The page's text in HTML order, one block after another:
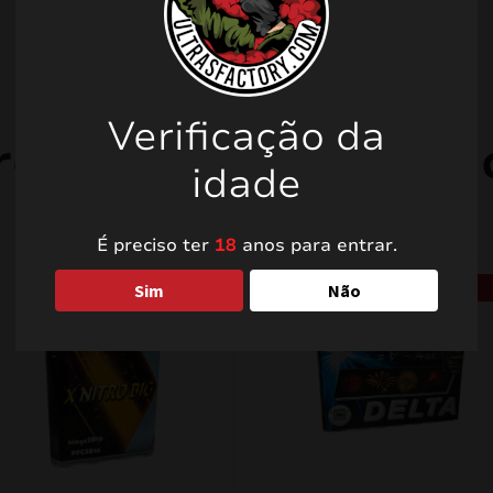
PROMO!
Verificação da
idade
É preciso ter 18 anos para entrar.
Sim Não